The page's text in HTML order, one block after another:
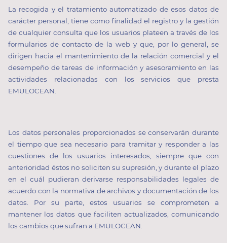
La recogida y el tratamiento automatizado de esos datos de
carácter personal, tiene como finalidad el registro y la gestión
de cualquier consulta que los usuarios plateen a través de los
formularios de contacto de la web y que, por lo general, se
dirigen hacia el mantenimiento de la relación comercial y el
desempeño de tareas de información y asesoramiento en las
actividades relacionadas con los servicios que presta
EMULOCEAN.
Los datos personales proporcionados se conservarán durante
el tiempo que sea necesario para tramitar y responder a las
cuestiones de los usuarios interesados, siempre que con
anterioridad éstos no soliciten su supresión, y durante el plazo
en el cuál pudieran derivarse responsabilidades legales de
acuerdo con la normativa de archivos y documentación de los
datos. Por su parte, estos usuarios se comprometen a
mantener los datos que faciliten actualizados, comunicando
los cambios que sufran a EMULOCEAN.